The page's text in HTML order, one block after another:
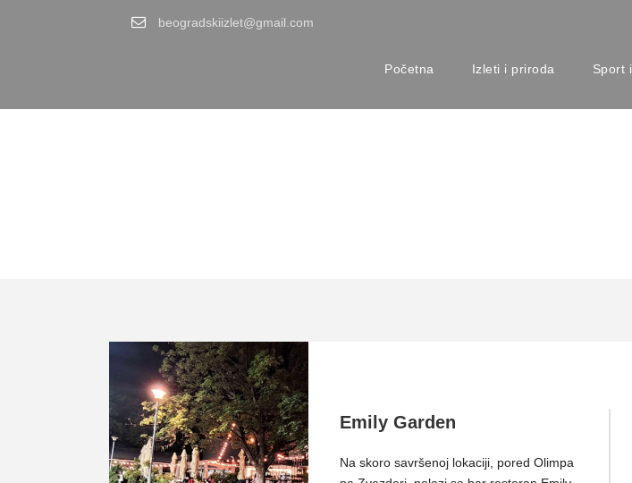
beogradskiizlet@gmail.com
Početna Izleti i priroda Sport
Emily Garden
Na skoro savršenoj lokaciji, pored Olimpa